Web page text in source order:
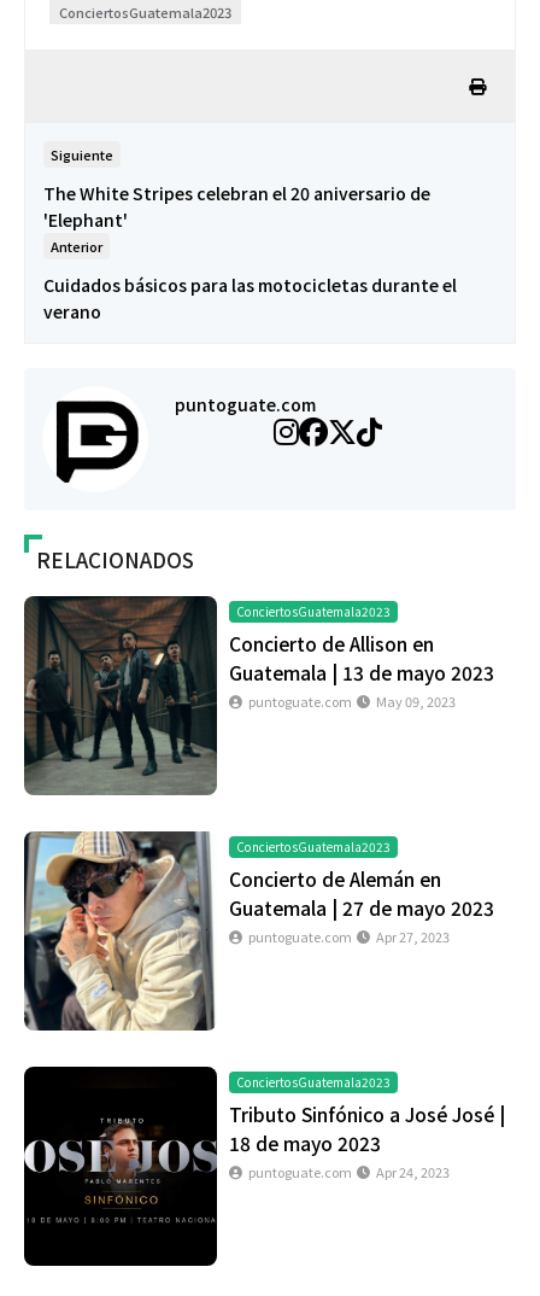
ConciertosGuatemala2023
Siguiente
The White Stripes celebran el 20 aniversario de
'Elephant'
Anterior
Cuidados básicos para las motocicletas durante el
verano
puntoguate.com
RELACIONADOS
ConciertosGuatemala2023
Concierto de Allison en
Guatemala | 13 de mayo 2023
puntoguate.com May 09, 2023
ConciertosGuatemala2023
Concierto de Alemán en
Guatemala | 27 de mayo 2023
puntoguate.com Apr 27, 2023
ConciertosGuatemala2023
Tributo Sinfónico a José José |
18 de mayo 2023
puntoguate.com Apr 24, 2023